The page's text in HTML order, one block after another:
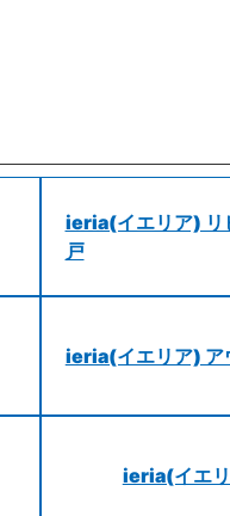
ieria(イエリア) リ
戸
ieria(イエリア) ア
ieria(イエ